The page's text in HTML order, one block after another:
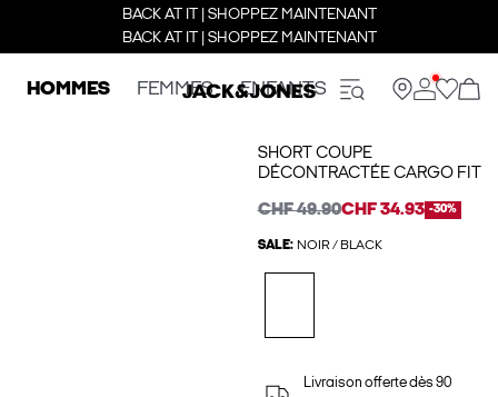
BACK AT IT | SHOPPEZ MAINTENANT
BACK AT IT | SHOPPEZ MAINTENANT
HOMMES FEMMES ENFANTS
SHORT COUPE
DÉCONTRACTÉE CARGO FIT
CHF 49.90CHF 34.93 -30%
SALE: NOIR / BLACK
Livraison offerte dès 90